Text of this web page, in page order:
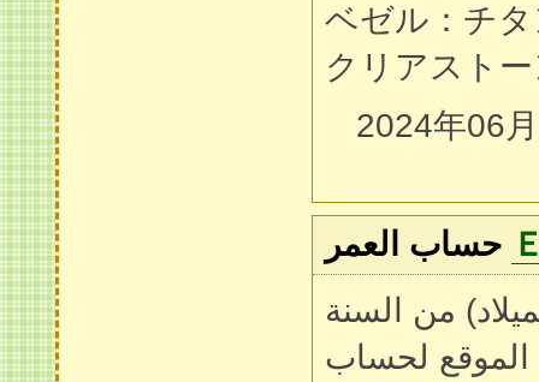
ベゼル：チ
クリアスト
2024年06
حساب العمر
من السنة
الموقع لحساب